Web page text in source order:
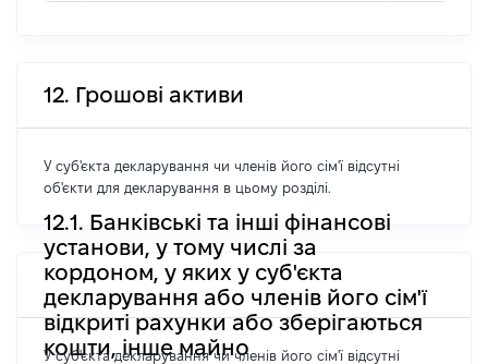
12. Грошові активи
У суб'єкта декларування чи членів його сім'ї відсутні
об'єкти для декларування в цьому розділі.
12.1. Банківські та інші фінансові
установи, у тому числі за
кордоном, у яких у суб'єкта
декларування або членів його сім'ї
відкриті рахунки або зберігаються
кошти, інше майно
У суб'єкта декларування чи членів його сім'ї відсутні